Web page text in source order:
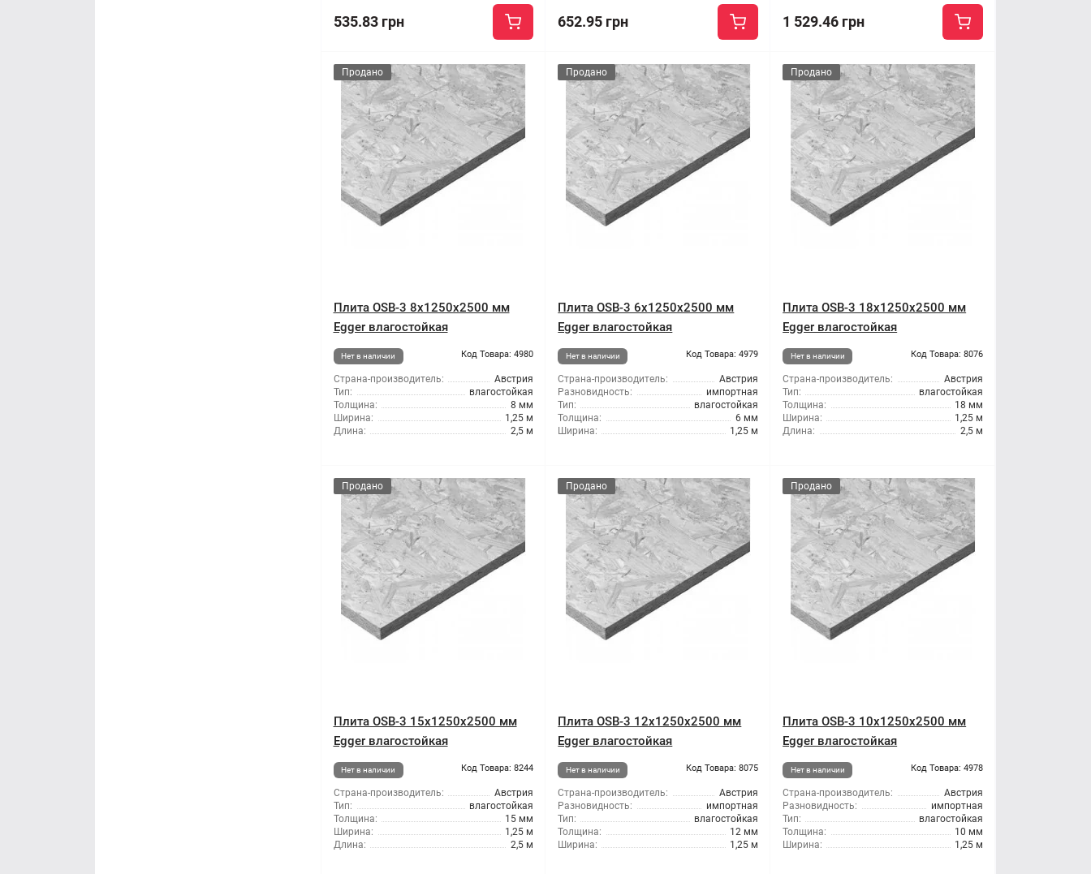
535.83 грн 652.95 грн 1 529.46 грн
Продано
Плита OSB-3 8x1250x2500 мм
Egger влагостойкая
Нет в наличии Код Товара: 4980
Страна-производитель:
Австрия
Тип:
влагостойкая
Толщина:
8 мм
Ширина:
1,25 м
Длина:
2,5 м
Продано
Плита OSB-3 6x1250x2500 мм
Egger влагостойкая
Нет в наличии Код Товара: 4979
Страна-производитель:
Австрия
Разновидность:
импортная
Тип:
влагостойкая
Толщина:
6 мм
Ширина:
1,25 м
Продано
Плита OSB-3 18x1250x2500 мм
Egger влагостойкая
Нет в наличии Код Товара: 8076
Страна-производитель:
Австрия
Тип:
влагостойкая
Толщина:
18 мм
Ширина:
1,25 м
Длина:
2,5 м
Продано
Плита OSB-3 15x1250x2500 мм
Egger влагостойкая
Нет в наличии Код Товара: 8244
Страна-производитель:
Австрия
Тип:
влагостойкая
Толщина:
15 мм
Ширина:
1,25 м
Длина:
2,5 м
Продано
Плита OSB-3 12x1250x2500 мм
Egger влагостойкая
Нет в наличии Код Товара: 8075
Страна-производитель:
Австрия
Разновидность:
импортная
Тип:
влагостойкая
Толщина:
12 мм
Ширина:
1,25 м
Продано
Плита OSB-3 10x1250x2500 мм
Egger влагостойкая
Нет в наличии Код Товара: 4978
Страна-производитель:
Австрия
Разновидность:
импортная
Тип:
влагостойкая
Толщина:
10 мм
Ширина:
1,25 м